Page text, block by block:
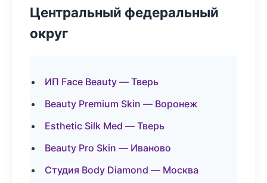
Центральный федеральный
округ
ИП Face Beauty — Тверь
Beauty Premium Skin — Воронеж
Esthetic Silk Med — Тверь
Beauty Pro Skin — Иваново
Студия Body Diamond — Москва